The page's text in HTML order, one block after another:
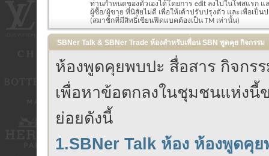
ท่านกำหนดของตัวเองได้โดยการ edit ลงไปในโพสแรก
ผู้ซื้อ/ผู้ขาย ที่นิสัยไม่ดี เพื่อให้เค้าปรับปรุงตัว และเพื่อเป็
(สมาชิกที่มีสิทธิ์เขียนฟีดแบคต้องเป็น TM เท่านั้น)
SBNer Talk & SBNer Trade ห้องสำหรับเพื่อน SBN พูดคุย กิจกรรม
ห้องพูดคุยพบปะ สื่อสาร กิจกร
เพื่อหาข้อตกลงในชุมชนแห่งนี้
ย่อยดังนี้
1.SBNer Talk ห้อง ห้องพูดคุ